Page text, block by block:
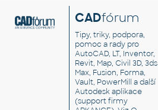
CADfórum
Tipy, triky, podpora,
pomoc a rady pro
AutoCAD, LT, Inventor,
Revit, Map, Civil 3D, 3ds
Max, Fusion, Forma,
Vault, PowerMill a další
Autodesk aplikace
(support firmy